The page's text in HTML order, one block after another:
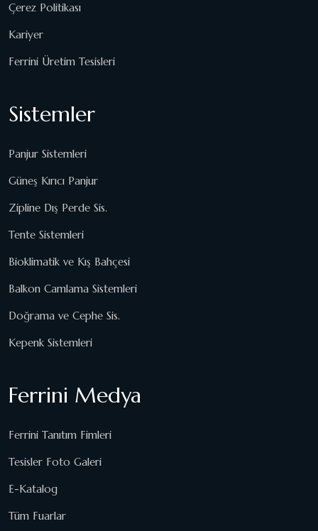
Çerez Politikası
Kariyer
Ferrini Üretim Tesisleri
Sistemler
Panjur Sistemleri
Güneş Kırıcı Panjur
Zipline Dış Perde Sis.
Tente Sistemleri
Bioklimatik ve Kış Bahçesi
Balkon Camlama Sistemleri
Doğrama ve Cephe Sis.
Kepenk Sistemleri
Ferrini Medya
Ferrini Tanıtım Fimleri
Tesisler Foto Galeri
E-Katalog
Tüm Fuarlar